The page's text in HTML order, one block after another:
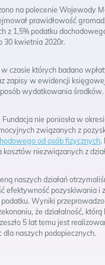
na polecenie Wojewody
prawidłowość
z 1,5% podatku
30 kwietnia 2020r.
czasie których badano
zapisy w ewidencji
wydatkowania środków.
nie poniosła w
związanych z
od osób fizycznych.
kosztów niezwiązanych z
naszych działań
efektywność pozyskiwania i
podatku. Wyniki
że działalność, którą
5 lat temu jest
naszych podopiecznych.